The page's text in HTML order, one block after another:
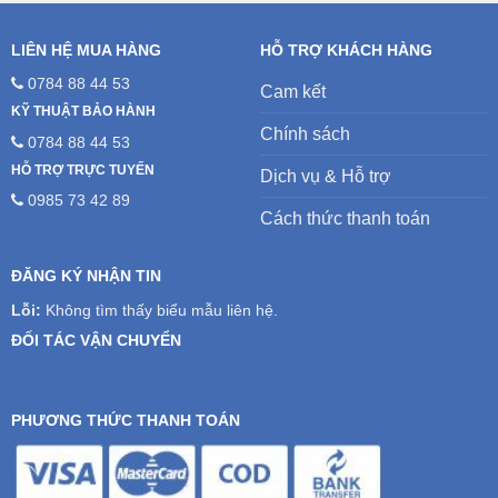
LIÊN HỆ MUA HÀNG
0784 88 44 53
KỸ THUẬT BẢO HÀNH
0784 88 44 53
HỖ TRỢ TRỰC TUYẾN
0985 73 42 89
HỖ TRỢ KHÁCH HÀNG
Cam kết
Chính sách
Dịch vụ & Hỗ trợ
Cách thức thanh toán
ĐĂNG KÝ NHẬN TIN
Lỗi: Không tìm thấy biểu mẫu liên hệ.
ĐỐI TÁC VẬN CHUYỂN
PHƯƠNG THỨC THANH TOÁN